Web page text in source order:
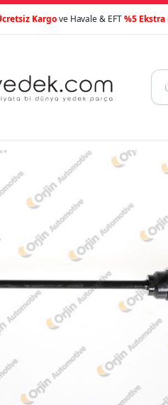
Kargove Havale & EFT%5